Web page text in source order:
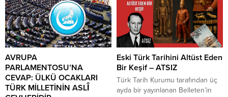
Başbakanı Ali ez-Zeydi ile
Ankara’da gerçekleştirilen
görüşmenin ardından yaptığı
açıklamada, Kerkük üretim
sahasında Türkiye Petrolleri
Anonim Ortaklığına TPAO ortaklık
verildiğini duyurdu. Erdoğan,
imzalanan anlaşmayı “enerji
alanındaki...
kaydedildi. Yerden kaldırıp öptüler
Kemerköprü Mahallesi’nde dün
akşam saatlerinde Cumhuriyet
Parkı içerisindeki direkte bulunan
Türk bayrağı rüzgar nedeniyle
ipinin kopmasıyla yere düştü. Bu
sırada parkta oynayan çocuklar
yere...
AVRUPA
PARLAMENTOSU’NA
CEVAP: ÜLKÜ OCAKLARI
TÜRK MİLLETİNİN ASLÎ
Eski Türk Tarihini Altüst Eden
Bir Keşif – ATSIZ
Türk Tarih Kurumu tarafından üç
ayda bir yayınlanan Belleten’in